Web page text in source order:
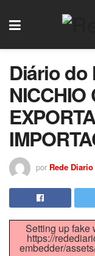
Diário do
NICCHIO
por Rede
Setting up fake
https://
embedder/